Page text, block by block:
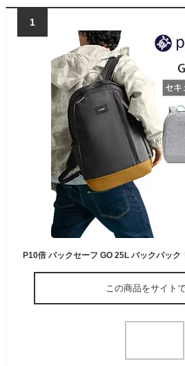
1
この商品をサイト